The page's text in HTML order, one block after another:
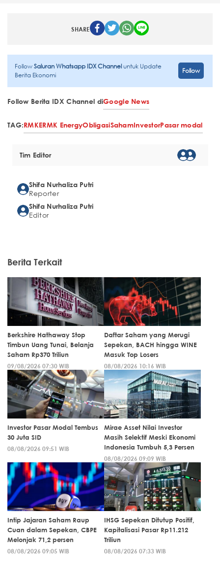
SHARE
FollowSaluran Whatsapp IDX Channeluntuk Update
Berita Ekonomi
Follow
Follow Berita IDX Channel diGoogle News
TAG:RMKERMK EnergyObligasiSahamInvestorPasar modal
Tim Editor
Shifa Nurhaliza Putri
Reporter
Shifa Nurhaliza Putri
Editor
Berita Terkait
Berkshire Hathaway Stop
Timbun Uang Tunai, Belanja
Saham Rp370 Triliun
09/08/2026 07:30 WIB
Daftar Saham yang Merugi
Sepekan, BACH hingga WINE
Masuk Top Losers
08/08/2026 10:16 WIB
Investor Pasar Modal Tembus
30 Juta SID
08/08/2026 09:51 WIB
Mirae Asset Nilai Investor
Masih Selektif Meski Ekonomi
Indonesia Tumbuh 5,3 Persen
08/08/2026 09:09 WIB
Intip Jajaran Saham Raup
Cuan dalam Sepekan, CBPE
Melonjak 71,2 persen
08/08/2026 09:05 WIB
IHSG Sepekan Ditutup Positif,
Kapitalisasi Pasar Rp11.212
Triliun
08/08/2026 07:33 WIB